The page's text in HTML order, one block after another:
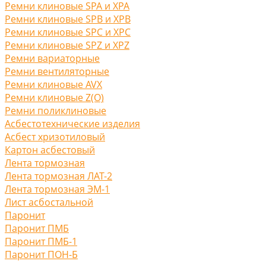
Ремни клиновые SPA и XPA
Ремни клиновые SPB и XPB
Ремни клиновые SPC и XPC
Ремни клиновые SPZ и XPZ
Ремни вариаторные
Ремни вентиляторные
Ремни клиновые AVX
Ремни клиновые Z(O)
Ремни поликлиновые
Асбестотехнические изделия
Асбест хризотиловый
Картон асбестовый
Лента тормозная
Лента тормозная ЛАТ-2
Лента тормозная ЭМ-1
Лист асбостальной
Паронит
Паронит ПМБ
Паронит ПМБ-1
Паронит ПОН-Б